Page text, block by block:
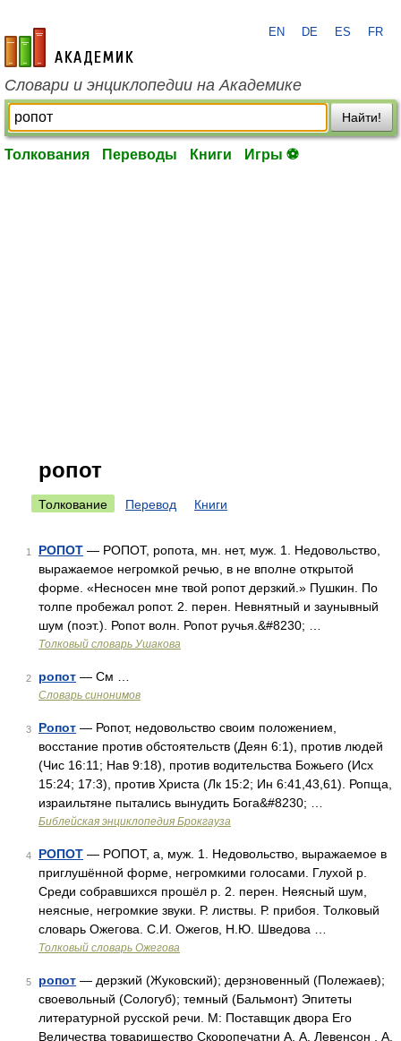
academic.ru
EN DE ES FR
Словари и энциклопедии на Академике
Найти!
Толкования Переводы Книги Игры ⚽
ропот
Толкование Перевод Книги
1 РОПОТ — РОПОТ, ропота, мн. нет, муж. 1. Недовольство,
выражаемое негромкой речью, в не вполне открытой
форме. «Несносен мне твой ропот дерзкий.» Пушкин. По
толпе пробежал ропот. 2. перен. Невнятный и заунывный
шум (поэт.). Ропот волн. Ропот ручья.&#8230; …
Толковый словарь Ушакова
2 ропот — См …
Словарь синонимов
3 Ропот — Ропот, недовольство своим положением,
восстание против обстоятельств (Деян 6:1), против людей
(Чис 16:11; Нав 9:18), против водительства Божьего (Исх
15:24; 17:3), против Христа (Лк 15:2; Ин 6:41,43,61). Ропща,
израильтяне пытались вынудить Бога&#8230; …
Библейская энциклопедия Брокгауза
4 РОПОТ — РОПОТ, а, муж. 1. Недовольство, выражаемое в
приглушённой форме, негромкими голосами. Глухой р.
Среди собравшихся прошёл р. 2. перен. Неясный шум,
неясные, негромкие звуки. Р. листвы. Р. прибоя. Толковый
словарь Ожегова. С.И. Ожегов, Н.Ю. Шведова …
Толковый словарь Ожегова
5 ропот — дерзкий (Жуковский); дерзновенный (Полежаев);
своевольный (Сологуб); темный (Бальмонт) Эпитеты
литературной русской речи. М: Поставщик двора Его
Величества товарищество Скоропечатни А. А. Левенсон . А.